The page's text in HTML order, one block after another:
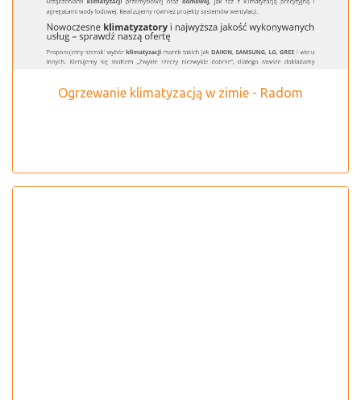
Ogrzewanie klimatyzacją w zimie - Radom